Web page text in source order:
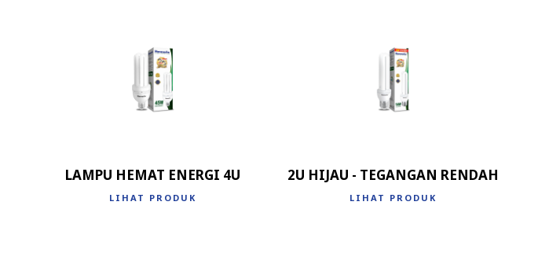
LAMPU HEMAT ENERGI 4U
LIHAT PRODUK
2U HIJAU - TEGANGAN RENDAH
LIHAT PRODUK